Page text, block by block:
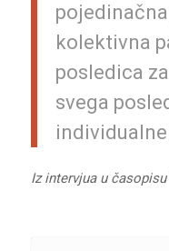
kolektivna
posledica
svega
Iz intervjua u časopisu